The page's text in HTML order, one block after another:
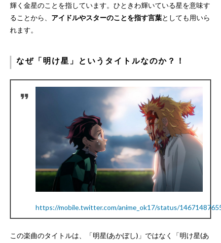
輝く金星のことを指しています。ひときわ輝いている星を意味す
ることから、 アイドルやスターのことを指す言葉としても用いら
れます。
なぜ「明け星」というタイトルなのか？！
https://mobile.twitter.com/anime_ok17/status/
この楽曲のタイトルは、「明星(あかぼし)」ではなく「明け星(あ